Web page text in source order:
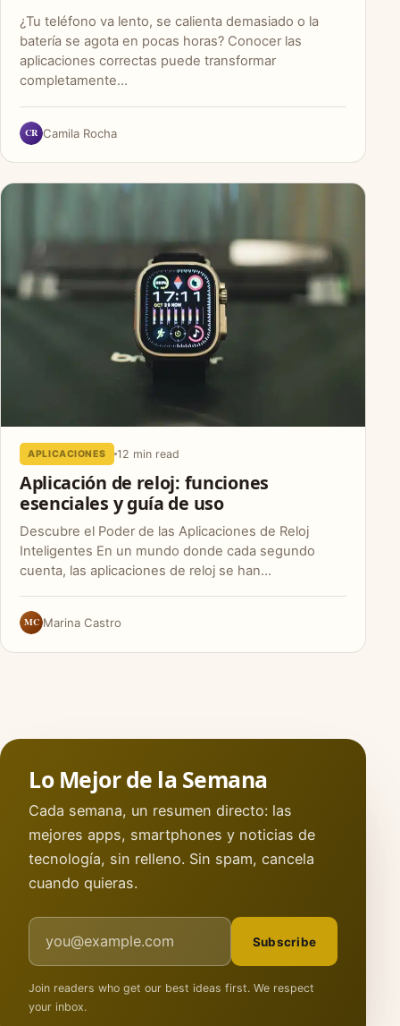
¿Tu teléfono va lento, se calienta demasiado o la
batería se agota en pocas horas? Conocer las
aplicaciones correctas puede transformar
completamente…
CR Camila Rocha
APLICACIONES 12 min read
Aplicación de reloj: funciones
esenciales y guía de uso
Descubre el Poder de las Aplicaciones de Reloj
Inteligentes En un mundo donde cada segundo
cuenta, las aplicaciones de reloj se han…
MC Marina Castro
Lo Mejor de la Semana
Cada semana, un resumen directo: las
mejores apps, smartphones y noticias de
tecnología, sin relleno. Sin spam, cancela
cuando quieras.
Email address
Subscribe
Join readers who get our best ideas first. We respect
your inbox.